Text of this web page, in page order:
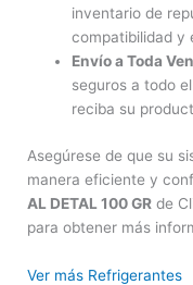
inventario de
compatibilidad y
Envío a Toda
seguros a todo
reciba su
Asegúrese de que su
manera eficiente y
AL DETAL 100 GR de
para obtener más
Ver más Refrigerantes